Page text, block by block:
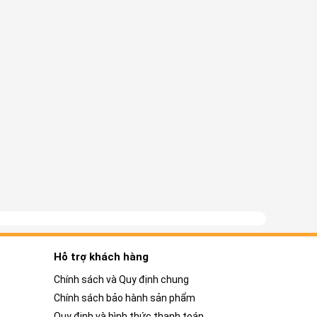
Hỗ trợ khách hàng
Chính sách và Quy định chung
Chính sách bảo hành sản phẩm